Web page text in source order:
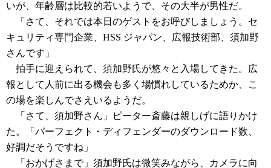
いが、年齢層は比較的若いようで、その大半が男性だ。
「さて、それでは本日のゲストをお呼びしましょう。セ
キュリティ専門企業、HSS ジャパン、広報技術部、須加野
さんです」
拍手に迎えられて、須加野氏が悠々と入場してきた。広
報として人前に出る機会も多く場慣れしているためか、こ
の場を楽しんでさえいるようだ。
「さて、須加野さん」ピーター斎藤は親しげに語りかけ
た。「パーフェクト・ディフェンダーのダウンロード数、
好調だそうですね」
「おかげさまで」須加野氏は微笑みながら、カメラに向